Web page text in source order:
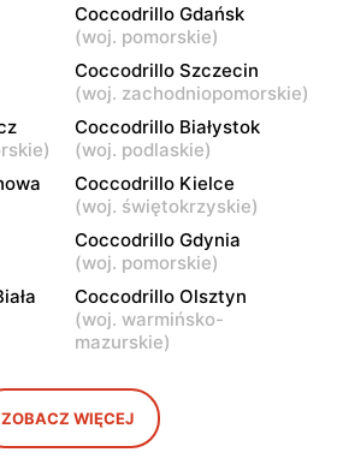
Coccodrillo
Kozienice, ul. Batalionów
Chłopskich 16
Coccodrillo
Sokołów Podlaski, ul. Długa
22
Coccodrillo
Przasnysz, ul. Rynek 30
Coccodrillo
Grzecznarowskiego 28
Coccodrillo
Coccodrillo Gdańsk
(woj. pomorskie)
Coccodrillo Szczecin
(woj. zachodniopomorskie)
)
Coccodrillo Białystok
(woj. podlaskie)
Coccodrillo Kielce
(woj. świętokrzyskie)
Coccodrillo Gdynia
(woj. pomorskie)
Coccodrillo Olsztyn
(woj. warmińsko-
mazurskie)
ZOBACZ WIĘCEJ